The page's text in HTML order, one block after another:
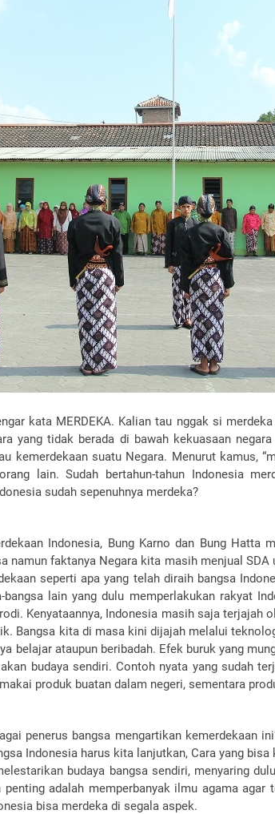
kata MERDEKA. Kalian tau nggak si
yang tidak berada di bawah kekuasaan
kemerdekaan suatu Negara. Menurut kamus,
lain. Sudah bertahun-tahun Indonesia
sudah sepenuhnya merdeka?
Indonesia, Bung Karno dan Bung Hatta
namun faktanya Negara kita masih menjual
seperti apa yang telah diraih bangsa
bangsa lain yang dulu memperlakukan rakyat
Kenyataannya, Indonesia masih saja terjajah
Bangsa kita di masa kini dijajah melalui
belajar ataupun beribadah. Efek buruk yang
budaya sendiri. Contoh nyata yang sudah
produk buatan dalam negeri, sementara
penerus bangsa mengartikan kemerdekaan
Indonesia harus kita lanjutkan, Cara yang
budaya bangsa sendiri, menyaring
adalah memperbanyak ilmu agama agar
bisa merdeka di segala aspek.